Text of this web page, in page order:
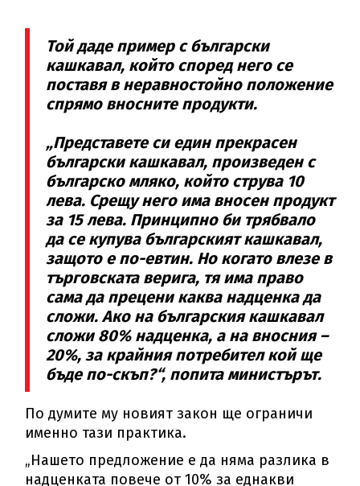
Той даде пример с български
кашкавал, който според него се
поставя в неравностойно положение
спрямо вносните продукти.
„Представете си един прекрасен
български кашкавал, произведен с
българско мляко, който струва 10
лева. Срещу него има вносен продукт
за 15 лева. Принципно би трябвало
да се купува българският кашкавал,
защото е по-евтин. Но когато влезе в
търговската верига, тя има право
сама да прецени каква надценка да
сложи. Ако на българския кашкавал
сложи 80% надценка, а на вносния –
20%, за крайния потребител кой ще
бъде по-скъп?“, попита министърът.
По думите му новият закон ще ограничи
именно тази практика.
„Нашето предложение е да няма разлика в
надценката повече от 10% за еднакви